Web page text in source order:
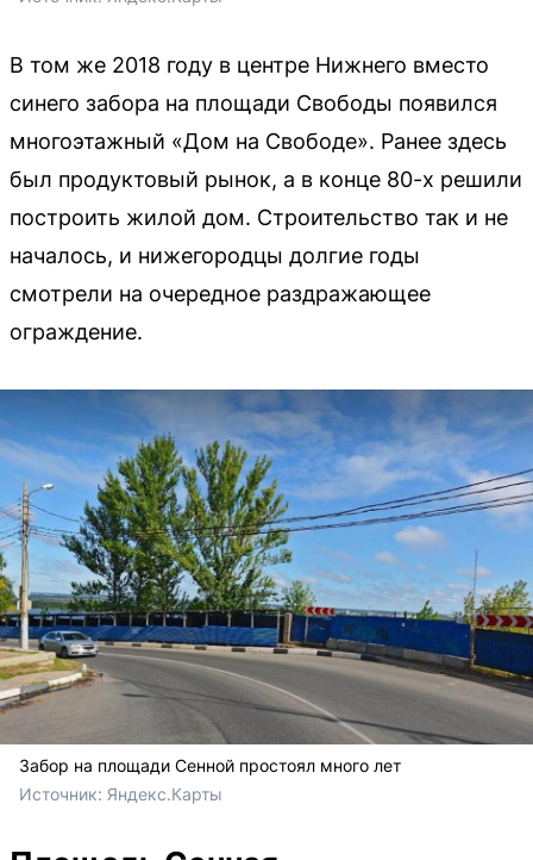
В том же 2018 году в центре Нижнего вместо
синего забора на площади Свободы появился
многоэтажный «Дом на Свободе». Ранее здесь
был продуктовый рынок, а в конце 80-х решили
построить жилой дом. Строительство так и не
началось, и нижегородцы долгие годы
смотрели на очередное раздражающее
ограждение.
Забор на площади Сенной простоял много лет
Источник: Яндекс.Карты